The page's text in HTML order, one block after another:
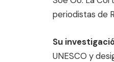
periodistas de
Su
UNESCO y